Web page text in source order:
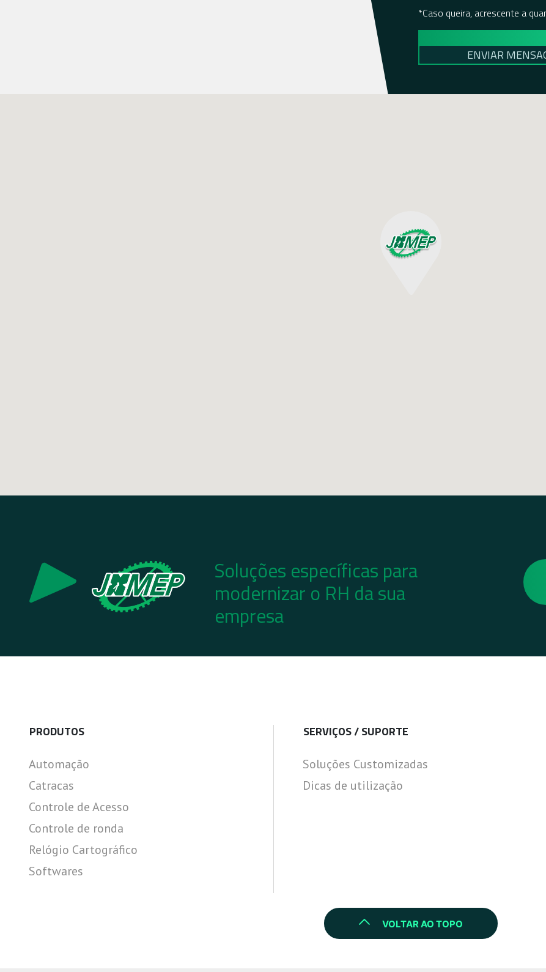
*Caso queira, acrescente a
Soluções específicas para
modernizar o RH da sua
empresa
PRODUTOS
Automação
Catracas
Controle de Acesso
Controle de ronda
Relógio Cartográfico
Softwares
SERVIÇOS / SUPORTE
Soluções Customizadas
Dicas de utilização
VOLTAR AO TOPO